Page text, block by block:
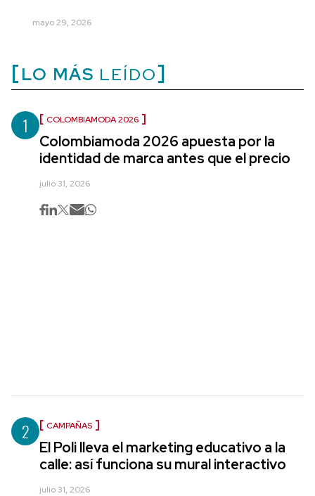
mayo 29, 2026
LO MÁS LEÍDO
1 COLOMBIAMODA 2026
Colombiamoda 2026 apuesta por la
identidad de marca antes que el precio
julio 31, 2026
2 CAMPAÑAS
El Poli lleva el marketing educativo a la
calle: así funciona su mural interactivo
julio 31, 2026